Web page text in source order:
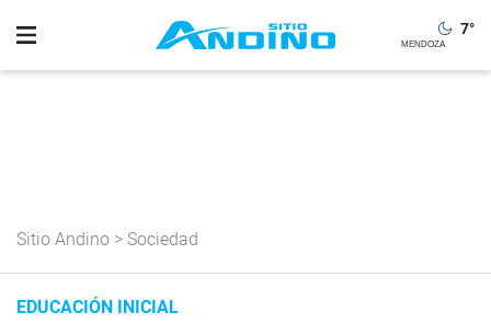
7°
Sitio Andino > Sociedad
EDUCACIÓN INICIAL